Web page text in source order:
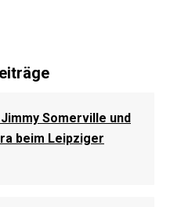
Somerville und
beim Leipziger